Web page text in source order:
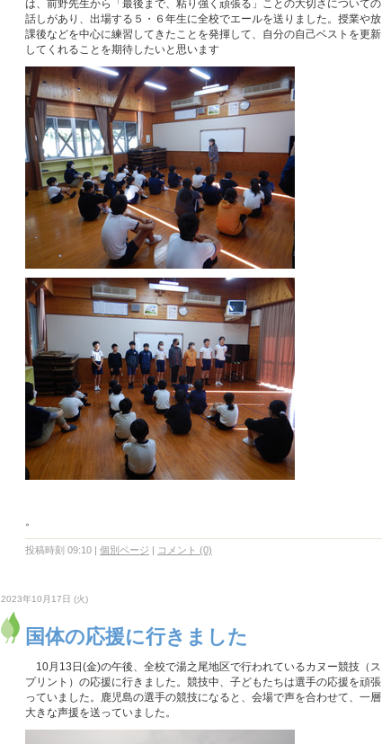
は、前野先生から「最後まで、粘り強く頑張る」ことの大切さについての
話しがあり、出場する５・６年生に全校でエールを送りました。授業や放
課後などを中心に練習してきたことを発揮して、自分の自己ベストを更新
してくれることを期待したいと思います
。
投稿時刻 09:10 | 個別ページ | コメント (0)
2023年10月17日 (火)
国体の応援に行きました
10月13日(金)の午後、全校で湯之尾地区で行われているカヌー競技（ス
プリント）の応援に行きました。競技中、子どもたちは選手の応援を頑張
っていました。鹿児島の選手の競技になると、会場で声を合わせて、一層
大きな声援を送っていました。